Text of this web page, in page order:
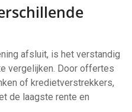
afsluit, is het verstandig
vergelijken. Door offertes
of kredietverstrekkers,
de laagste rente en